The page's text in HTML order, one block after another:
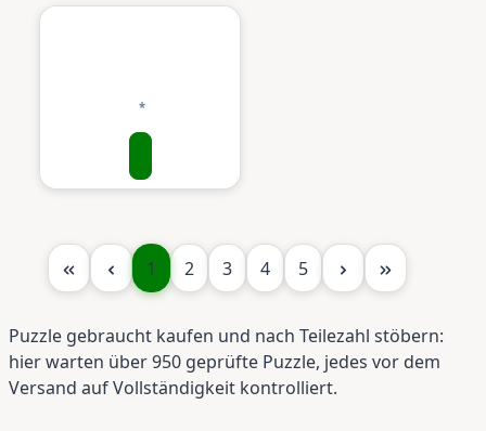
Seite
1 Seite
2 Seite
3 Seite
4 Seite
5
Puzzle gebraucht kaufen und nach Teilezahl stöbern:
hier warten über 950 geprüfte Puzzle, jedes vor dem
Versand auf Vollständigkeit kontrolliert.